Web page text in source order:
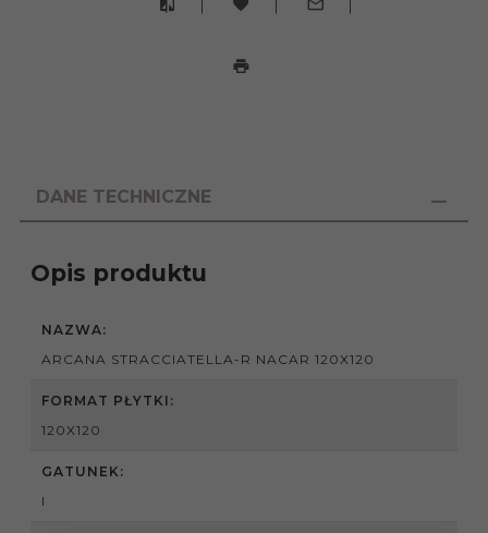
DANE TECHNICZNE
Opis produktu
NAZWA:
ARCANA STRACCIATELLA-R NACAR 120X120
FORMAT PŁYTKI:
120X120
GATUNEK:
I